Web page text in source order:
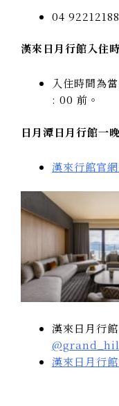
04 92212188
漢來日月行館入住
入住時間為
: 00 前。
日月潭日月行館一
漢來行館官
漢來日月行
漢來日月行